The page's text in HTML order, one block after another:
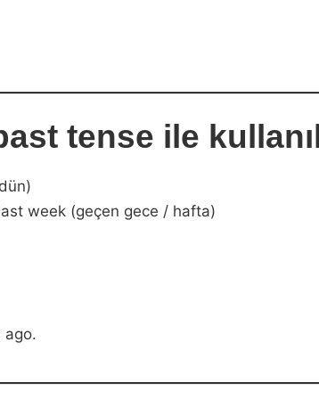
tense ile
week (geçen gece / hafta)
ago.